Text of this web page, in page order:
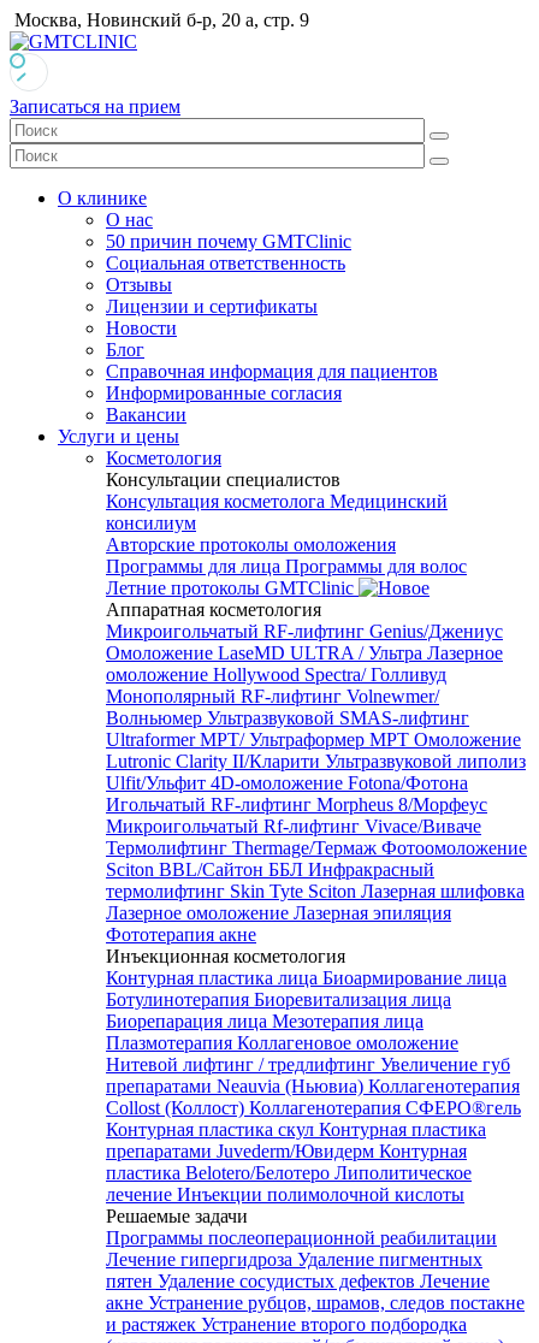
Москва, Новинский б-р, 20 а, стр. 9
Записаться на прием
О клинике
О нас
50 причин почему GMTClinic
Социальная ответственность
Отзывы
Лицензии и сертификаты
Новости
Блог
Справочная информация для пациентов
Информированные согласия
Вакансии
Услуги и цены
Косметология
Консультации специалистов
Консультация косметолога Медицинский
консилиум
Авторские протоколы омоложения
Программы для лица Программы для волос
Летние протоколы GMTClinic
Аппаратная косметология
Микроигольчатый RF-лифтинг Genius/Джениус
Омоложение LaseMD ULTRA / Ультра Лазерное
омоложение Hollywood Spectra/ Голливуд
Монополярный RF-лифтинг Volnewmer/
Волньюмер Ультразвуковой SMAS-лифтинг
Ultraformer MPT/ Ультраформер MPT Омоложение
Lutronic Clarity II/Кларити Ультразвуковой липолиз
Ulfit/Ульфит 4D-омоложение Fotona/Фотона
Игольчатый RF-лифтинг Morpheus 8/Морфеус
Микроигольчатый Rf-лифтинг Vivace/Виваче
Термолифтинг Thermage/Термаж Фотоомоложение
Sciton BBL/Сайтон ББЛ Инфракрасный
термолифтинг Skin Tyte Sciton Лазерная шлифовка
Лазерное омоложение Лазерная эпиляция
Фототерапия акне
Инъекционная косметология
Контурная пластика лица Биоармирование лица
Ботулинотерапия Биоревитализация лица
Биорепарация лица Мезотерапия лица
Плазмотерапия Коллагеновое омоложение
Нитевой лифтинг / тредлифтинг Увеличение губ
препаратами Neauvia (Ньювиа) Коллагенотерапия
Collost (Коллост) Коллагенотерапия СФЕРО®гель
Контурная пластика скул Контурная пластика
препаратами Juvederm/Ювидерм Контурная
пластика Belotero/Белотеро Липолитическое
лечение Инъекции полимолочной кислоты
Решаемые задачи
Программы послеоперационной реабилитации
Лечение гипергидроза Удаление пигментных
пятен Удаление сосудистых дефектов Лечение
акне Устранение рубцов, шрамов, следов постакне
и растяжек Устранение второго подбородка